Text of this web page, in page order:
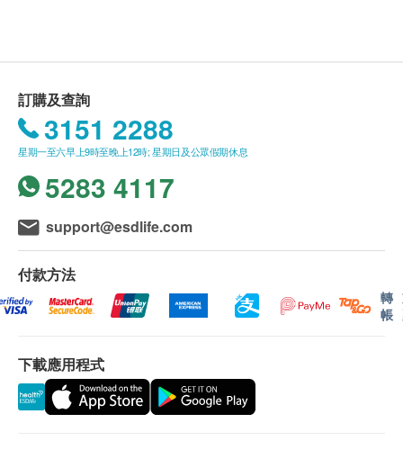
訂購及查詢
3151 2288
星期一至六早上9時至晚上12時; 星期日及公眾假期休息
5283 4117
support@esdlife.com
付款方法
轉
帳
下載應用程式